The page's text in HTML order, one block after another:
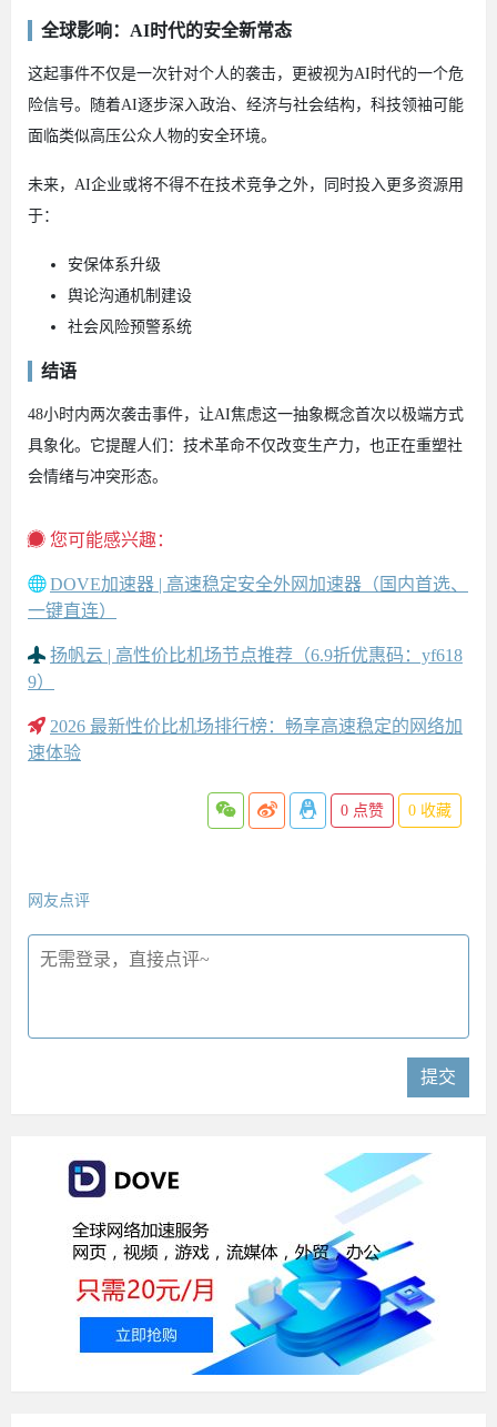
全球影响：AI时代的安全新常态
这起事件不仅是一次针对个人的袭击，更被视为AI时代的一个危
险信号。随着AI逐步深入政治、经济与社会结构，科技领袖可能
面临类似高压公众人物的安全环境。
未来，AI企业或将不得不在技术竞争之外，同时投入更多资源用
于：
安保体系升级
舆论沟通机制建设
社会风险预警系统
结语
48小时内两次袭击事件，让AI焦虑这一抽象概念首次以极端方式
具象化。它提醒人们：技术革命不仅改变生产力，也正在重塑社
会情绪与冲突形态。
您可能感兴趣：
DOVE加速器 | 高速稳定安全外网加速器（国内首选、
一键直连）
扬帆云 | 高性价比机场节点推荐（6.9折优惠码：yf618
9）
2026 最新性价比机场排行榜：畅享高速稳定的网络加
速体验
0 点赞 0 收藏
网友点评
提交